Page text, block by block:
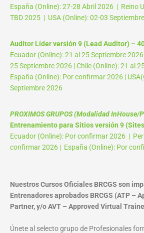
España (Online): 27-28 Abril 2026 | Reino
TBD 2025 | USA (Online): 02-03
Auditor Líder versión 9 (Lead Auditor) –
Ecuador (Online): 21 al 25 Septiembre
25 Septiembre 2026 | Chile (Online): 21 al
España (Online): Por confirmar 2026 |
Septiembre 2026
PROXIMOS GRUPOS (Modalidad InHouse/
Entrenamiento para Sitios versión 9
Ecuador (Online): Por confirmar 2026 |
confirmar 2026 | España (Online): Por
Nuestros Cursos Oficiales BRCGS son
Entrenadores aprobados BRCGS (ATP –
Partner, y/o AVT – Approved Virtual
Únete al selecto grupo de Profesionales